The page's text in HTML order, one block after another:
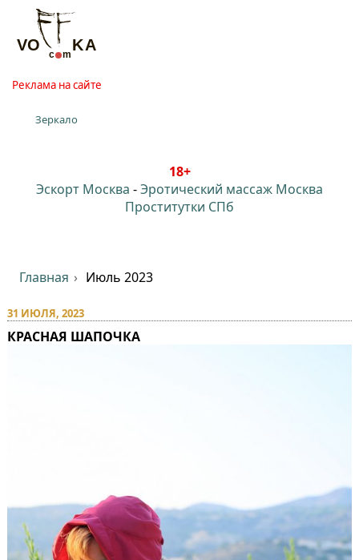
Реклама на сайте
Зеркало
18+
Эскорт Москва -Эротический массаж Москва
Проститутки СПб
Главная Июль 2023
31 ИЮЛЯ, 2023
КРАСНАЯ ШАПОЧКА